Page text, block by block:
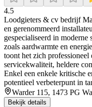
4.5
Loodgieters & cv bedrijf
en gerenommeerd
gespecialiseerd in
zoals aardwarmte en
toont het zich
servicekwaliteit, heldere
Enkel een enkele kritische
potentieel verbeterpunt in
Warder 115, 1473 PG
Bekijk details